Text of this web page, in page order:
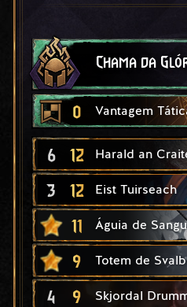
Chama da
0 Vantagem
6 12 Harald an
3 12 Eist Tuirseach
11 Águia de
9 Totem de
4 9 Skjordal